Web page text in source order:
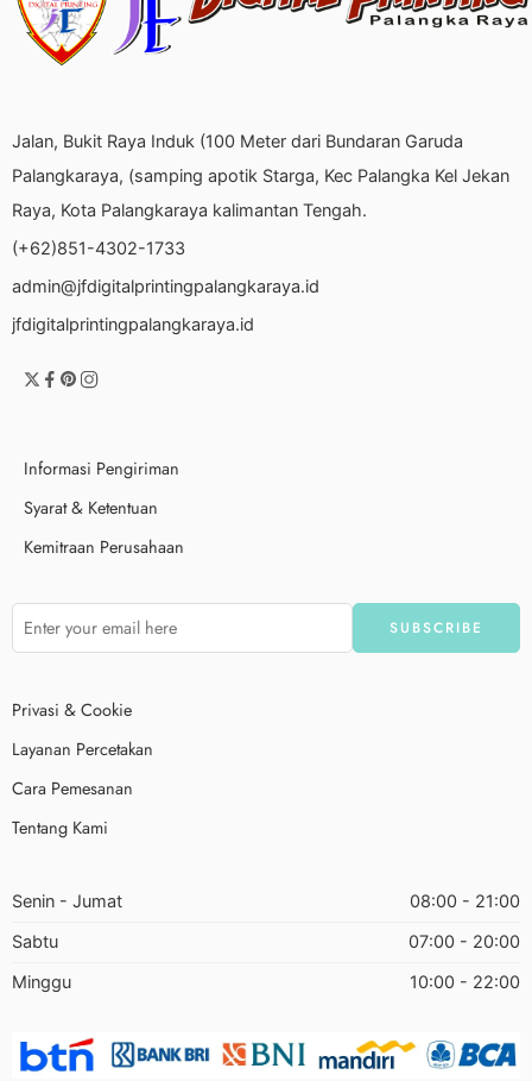
Jalan, Bukit Raya Induk (100 Meter dari Bundaran Garuda
Palangkaraya, (samping apotik Starga, Kec Palangka Kel Jekan
Raya, Kota Palangkaraya kalimantan Tengah.
(+62)851-4302-1733
admin@jfdigitalprintingpalangkaraya.id
jfdigitalprintingpalangkaraya.id
Informasi Pengiriman
Syarat & Ketentuan
Kemitraan Perusahaan
Privasi & Cookie
Layanan Percetakan
Cara Pemesanan
Tentang Kami
Senin - Jumat
08:00 - 21:00
Sabtu
07:00 - 20:00
Minggu
10:00 - 22:00